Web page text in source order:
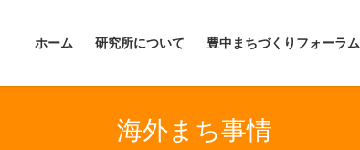
ホーム 研究所について 豊中まちづくりフォーラム
海外まち事情